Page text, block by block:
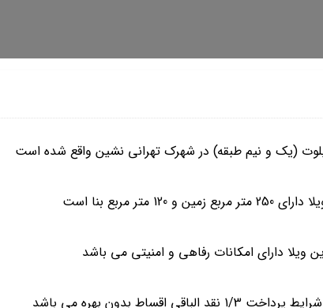
(یک و نیم طبقه) در شهرک تهرانی نشین واقع شده است
مربع زمین و 120 متر مربع بنا است
ویلا دارای امکانات رفاهی و امنیتی می باشد
نقد الباقی اقساط بدون بهره می باشد